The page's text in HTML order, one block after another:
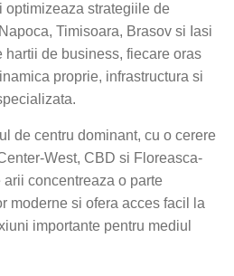
strategiile de
Timisoara, Brasov si Iasi
hartii de business, fiecare oras
proprie, infrastructura si
de centru dominant, cu o cerere
West, CBD si Floreasca-
arii concentreaza o parte
moderne si ofera acces facil la
importante pentru mediul